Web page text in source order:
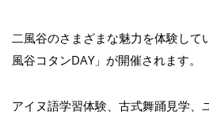
二風谷のさまざまな魅力を体験して
風谷コタンDAY」が開催されます。
アイヌ語学習体験、古式舞踊見学、